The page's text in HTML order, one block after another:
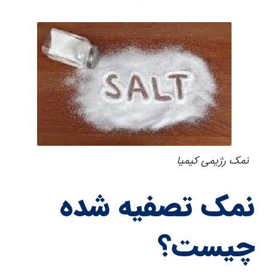
نمک رژیمی کیمیا
نمک تصفیه شده
چیست؟